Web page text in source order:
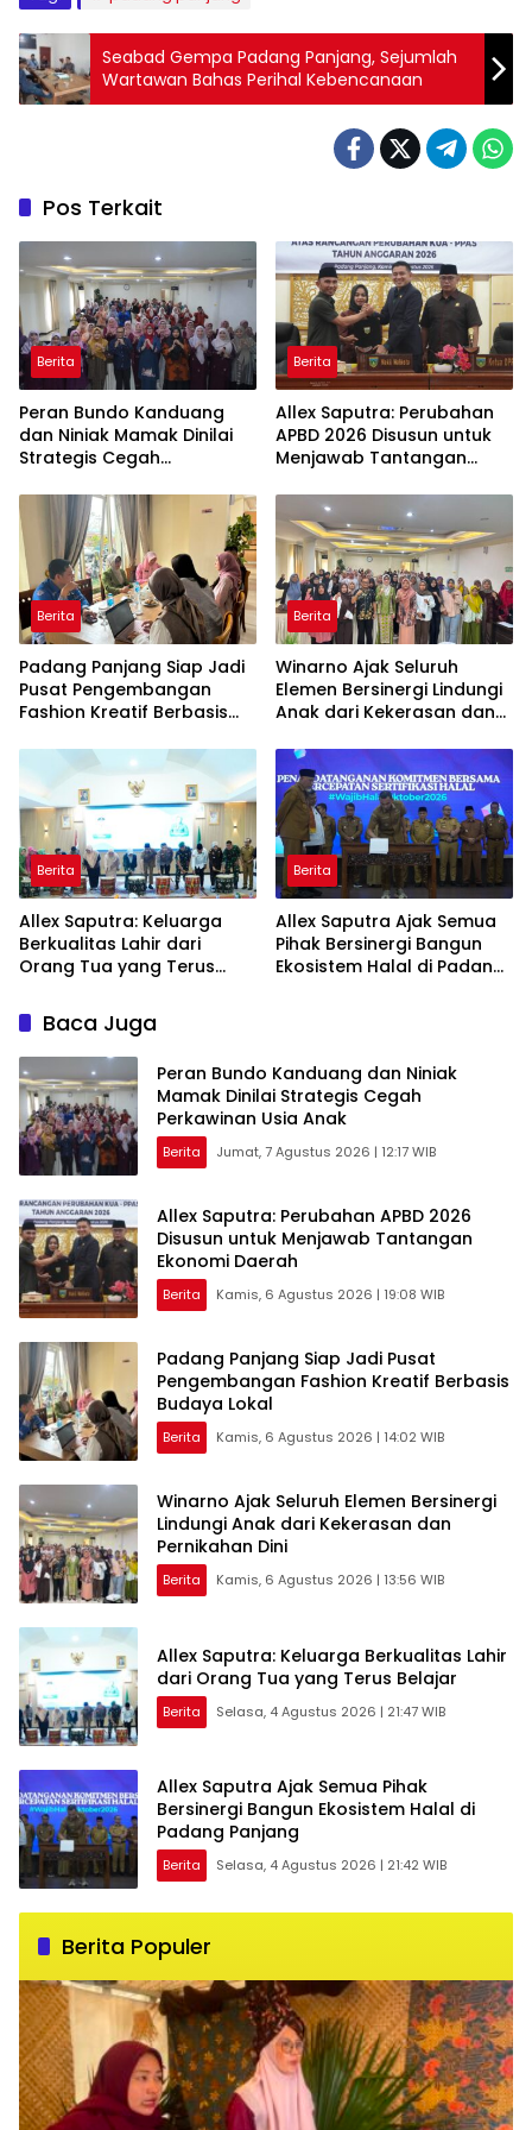
Seabad Gempa Padang Panjang, Sejumlah
Wartawan Bahas Perihal Kebencanaan
Pos Terkait
Berita
Peran Bundo Kanduang
dan Niniak Mamak Dinilai
Strategis Cegah
Berita
Allex Saputra: Perubahan
APBD 2026 Disusun untuk
Menjawab Tantangan
Berita
Padang Panjang Siap Jadi
Pusat Pengembangan
Fashion Kreatif Berbasis
Berita
Winarno Ajak Seluruh
Elemen Bersinergi Lindungi
Anak dari Kekerasan dan
Berita
Allex Saputra: Keluarga
Berkualitas Lahir dari
Orang Tua yang Terus
Berita
Allex Saputra Ajak Semua
Pihak Bersinergi Bangun
Ekosistem Halal di Padang
Baca Juga
Peran Bundo Kanduang dan Niniak
Mamak Dinilai Strategis Cegah
Perkawinan Usia Anak
Berita Jumat, 7 Agustus 2026 | 12:17 WIB
Allex Saputra: Perubahan APBD 2026
Disusun untuk Menjawab Tantangan
Ekonomi Daerah
Berita Kamis, 6 Agustus 2026 | 19:08 WIB
Padang Panjang Siap Jadi Pusat
Pengembangan Fashion Kreatif Berbasis
Budaya Lokal
Berita Kamis, 6 Agustus 2026 | 14:02 WIB
Winarno Ajak Seluruh Elemen Bersinergi
Lindungi Anak dari Kekerasan dan
Pernikahan Dini
Berita Kamis, 6 Agustus 2026 | 13:56 WIB
Allex Saputra: Keluarga Berkualitas Lahir
dari Orang Tua yang Terus Belajar
Berita Selasa, 4 Agustus 2026 | 21:47 WIB
Allex Saputra Ajak Semua Pihak
Bersinergi Bangun Ekosistem Halal di
Padang Panjang
Berita Selasa, 4 Agustus 2026 | 21:42 WIB
Berita Populer